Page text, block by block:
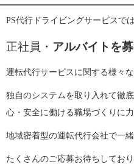
PS代行ドライビングサービスでは
正社員・ アルバイトを
運転代行サービスに関する様々
独自のシステムを取り入れて徹
心・安全に働ける職場づくりに
地域密着型の運転代行会社で一
たくさんのご応募お待ちしており